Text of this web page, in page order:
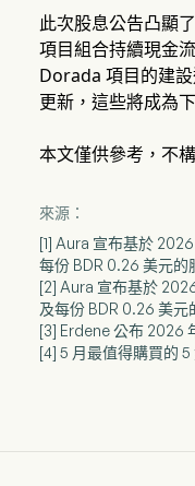
此次股息公告凸顯
項目組合持續現金
Dorada 項目的建
更新，這些將成為
本文僅供參考，不
來源：
[1] Aura 宣布基於
每份 BDR 0.26 美元的
[2] Aura 宣布基於
及每份 BDR 0.26 美元
[3] Erdene 公布 2026
[4] 5 月最值得購買的 5